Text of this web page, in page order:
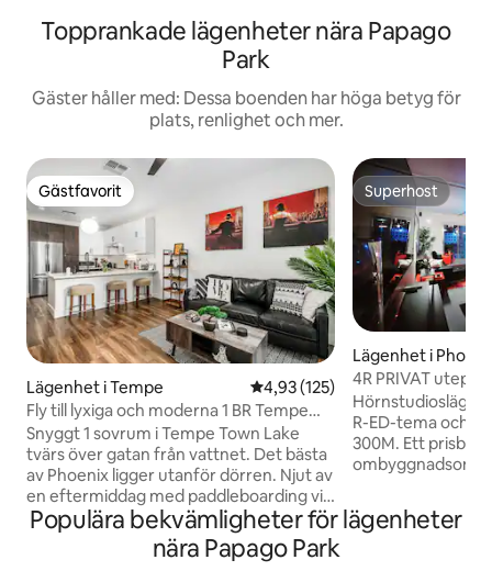
Topprankade lägenheter nära Papago
Park
Gäster håller med: Dessa boenden har höga betyg för
plats, renlighet och mer.
Gästfavorit
Gästfavorit
Lägenhet i Tempe 4,93 av 5 i genomsnittligt
4,93 (125)
Fly till lyxiga och moderna 1 BR Tempe
Town Lake
Snyggt 1 sovrum i Tempe Town Lake
tvärs över gatan från vattnet. Det bästa
av Phoenix ligger utanför dörren. Njut av
en eftermiddag med paddleboarding vid
Tempe Town Lake. Fånga en solnedgång
på vattnet. Njut av de senaste barerna,
bryggerierna och restaurangerna på Mill
Superhost
Superhost
Lägenhet i
4R PRIVAT
pool/takterrass/
parkering.
R-ED-tema och
300M. Ett
Phoenix. Inget
Promenera till
Populära bekvämligheter för lägenheter
nära Papago Park